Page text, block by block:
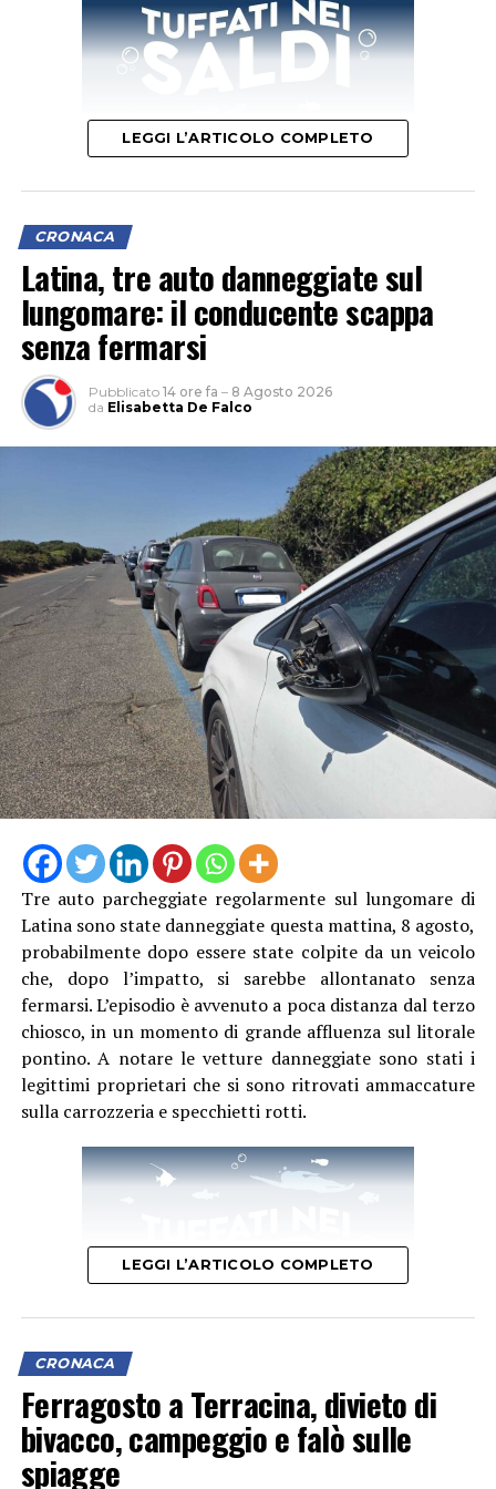
LEGGI L’ARTICOLO COMPLETO
CRONACA
Latina, tre auto danneggiate sul
lungomare: il conducente scappa
senza fermarsi
Pubblicato 14 ore fa – 8 Agosto 2026
da Elisabetta De Falco
Tre auto parcheggiate regolarmente sul lungomare di
Latina sono state danneggiate questa mattina, 8 agosto,
probabilmente dopo essere state colpite da un veicolo
che, dopo l’impatto, si sarebbe allontanato senza
fermarsi. L’episodio è avvenuto a poca distanza dal terzo
chiosco, in un momento di grande affluenza sul litorale
pontino. A notare le vetture danneggiate sono stati i
legittimi proprietari che si sono ritrovati ammaccature
sulla carrozzeria e specchietti rotti.
L’ipotesi è quella di un veicolo finito contro le tre auto,
il cui conducente non si sarebbe fermato dopo l’impatto
LEGGI L’ARTICOLO COMPLETO
CRONACA
Ferragosto a Terracina, divieto di
bivacco, campeggio e falò sulle
spiagge